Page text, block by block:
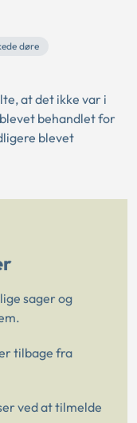
døre
at det ikke var i
behandlet for
blevet
sager og
tilbage fra
ved at tilmelde